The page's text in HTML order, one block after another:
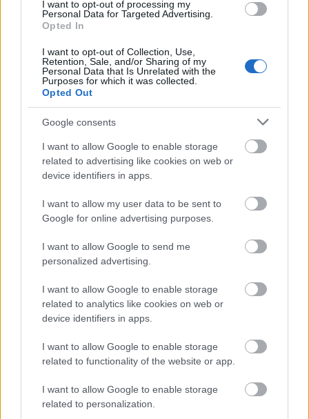
I want to opt-out of processing my
Personal Data for Targeted Advertising.
Opted In
I want to opt-out of Collection, Use,
Retention, Sale, and/or Sharing of my
Personal Data that Is Unrelated with the
Purposes for which it was collected.
Opted Out
Google consents
I want to allow Google to enable storage
related to advertising like cookies on web or
device identifiers in apps.
I want to allow my user data to be sent to
Google for online advertising purposes.
I want to allow Google to send me
personalized advertising.
I want to allow Google to enable storage
related to analytics like cookies on web or
device identifiers in apps.
I want to allow Google to enable storage
related to functionality of the website or app.
I want to allow Google to enable storage
related to personalization.
KeKÜ fényvillamosokkal!
Szólj hozzá!
A hozzászóláshoz be kell lépned!
VAGY
milliliteratura
11 éve